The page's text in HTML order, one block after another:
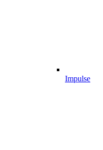
Impulse